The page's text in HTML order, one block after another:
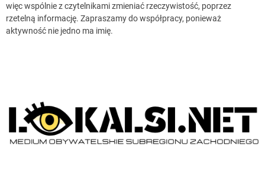
więc wspólnie z czytelnikami zmieniać rzeczywistość, poprzez
rzetelną informację. Zapraszamy do współpracy, ponieważ
aktywność nie jedno ma imię.